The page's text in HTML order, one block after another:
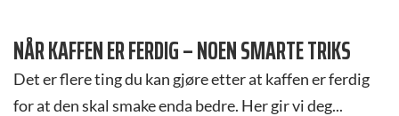
NÅR KAFFEN ER FERDIG – NOEN SMARTE TRIKS
Det er flere ting du kan gjøre etter at kaffen er ferdig
for at den skal smake enda bedre. Her gir vi deg...